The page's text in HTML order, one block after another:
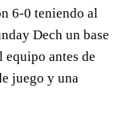
6-0 teniendo al
Dech un base
equipo antes de
juego y una